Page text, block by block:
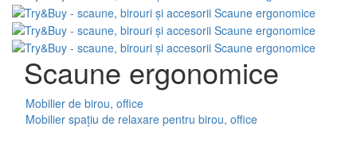
Scaune ergonomice
Mobilier de birou, office
Mobilier spațiu de relaxare pentru birou, office